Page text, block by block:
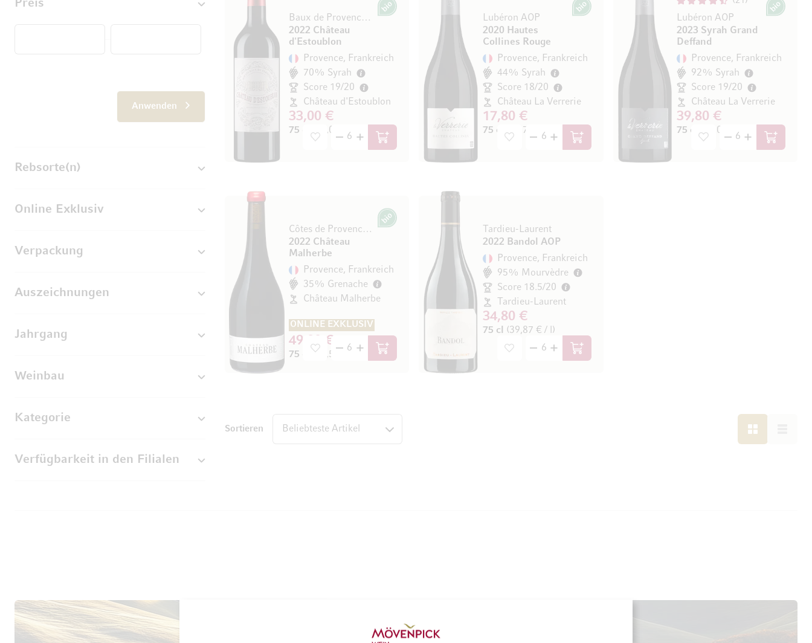
Preis
Anwenden
Rebsorte(n)
Online Exklusiv
Verpackung
Auszeichnungen
Jahrgang
Weinbau
Kategorie
Verfügbarkeit in den Filialen
Baux de Provence AOP (Biodynamisch)
2022 Château
d'Estoublon
Bio
Provence, Frankreich
70% Syrah
Score 19/20
Château d'Estoublon
33,00 €
75 cl (44,00 € / l)
In den Warenkorb
Lubéron AOP
2020 Hautes
Collines Rouge
Bio
Provence, Frankreich
44% Syrah
Score 18/20
Château La Verrerie
17,80 €
75 cl (23,73 € / l)
In den Warenkorb
Lubéron AOP
2023 Syrah Grand
Deffand
Bio
Provence, Frankreich
92% Syrah
Score 19/20
Château La Verrerie
39,80 €
75 cl (53,07 € / l)
In den
Côtes de Provence AOP (Bio)
2022 Château
Malherbe
Bio
Provence, Frankreich
35% Grenache
Château Malherbe
ONLINE EXKLUSIV
49,90 €
75 cl (66,53 € / l) In den Warenkorb
Tardieu-Laurent
2022 Bandol AOP
Provence, Frankreich
95% Mourvèdre
Score 18.5/20
Tardieu-Laurent
34,80 €
75 cl (39,87 € / l)
In den Warenkorb
Sortieren LISTE